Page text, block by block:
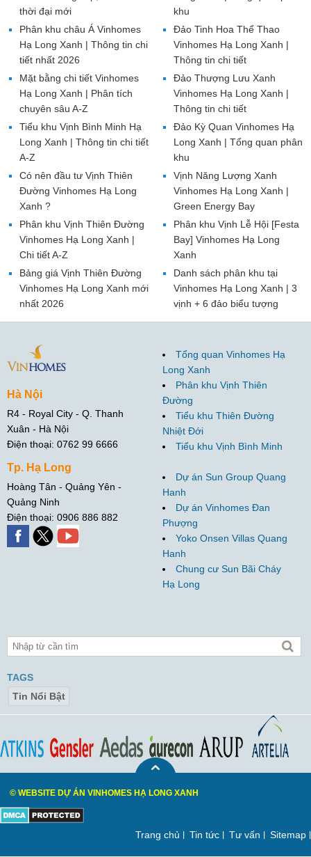
khu
Đảo Tinh Hoa Thể Thao
Vinhomes Hạ Long Xanh |
Thông tin chi tiết
Đảo Thượng Lưu Xanh
Vinhomes Hạ Long Xanh |
Thông tin chi tiết
Đảo Kỳ Quan Vinhomes Hạ
Long Xanh | Tổng quan phân
khu
Vịnh Năng Lượng Xanh
Vinhomes Hạ Long Xanh |
Green Energy Bay
Phân khu Vịnh Lễ Hội [Festa
Bay] Vinhomes Hạ Long
Xanh
Danh sách phân khu tại
Vinhomes Hạ Long Xanh | 3
vịnh + 6 đảo biểu tượng
thời đại mới
Phân khu châu Á Vinhomes
Hạ Long Xanh | Thông tin chi
tiết nhất 2026
Mặt bằng chi tiết Vinhomes
Hạ Long Xanh | Phân tích
chuyên sâu A-Z
Tiểu khu Vịnh Bình Minh Hạ
Long Xanh | Thông tin chi tiết
A-Z
Có nên đầu tư Vịnh Thiên
Đường Vinhomes Hạ Long
Xanh ?
Phân khu Vịnh Thiên Đường
Vinhomes Hạ Long Xanh |
Chi tiết A-Z
Bảng giá Vịnh Thiên Đường
Vinhomes Hạ Long Xanh mới
nhất 2026
Hà Nội
R4 - Royal City - Q. Thanh
Xuân - Hà Nội
Điện thoại: 0762 99 6666
Tp. Hạ Long
Hoàng Tân - Quảng Yên -
Quảng Ninh
Điện thoại: 0906 886 882
Tổng quan Vinhomes Hạ
Long Xanh
Phân khu Vịnh Thiên
Đường
Tiểu khu Thiên Đường
Nhiệt Đới
Tiểu khu Vịnh Bình Minh
Dự án Sun Group Quang
Hanh
Dự án Vinhomes Đan
Phượng
Yoko Onsen Villas Quang
Hanh
Chung cư Sun Bãi Cháy
Hạ Long
TAGS
Tin Nổi Bật
© WEBSITE DỰ ÁN VINHOMES HẠ LONG XANH
Trang chủ Tin tức Tư vấn Sitemap